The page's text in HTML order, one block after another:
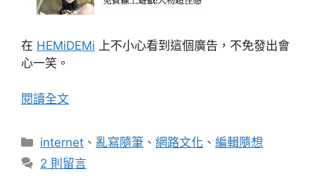
在 HEMiDEMi 上不小心看到這個廣告，不免發出會
心一笑。
閱讀全文
分
類
internet 、 亂寫隨筆 、網路文化 、編輯隨想
2 則留言